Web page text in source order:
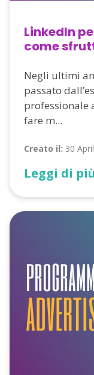
LinkedIn
come
Negli ultimi
passato
professionale
fare m...
Creato il: 30
Leggi di